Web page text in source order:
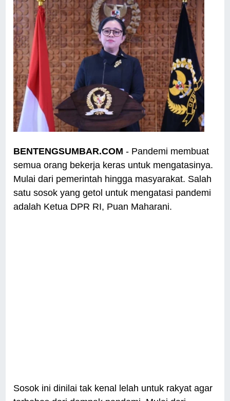
BENTENGSUMBAR.COM - Pandemi membuat
semua orang bekerja keras untuk mengatasinya.
Mulai dari pemerintah hingga masyarakat. Salah
satu sosok yang getol untuk mengatasi pandemi
adalah Ketua DPR RI, Puan Maharani.
Sosok ini dinilai tak kenal lelah untuk rakyat agar